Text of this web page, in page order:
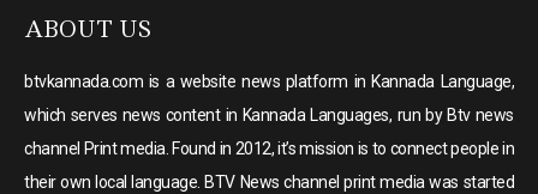
ABOUT US
btvkannada.com is a website news platform in Kannada Language,
which serves news content in Kannada Languages, run by Btv news
channel Print media. Found in 2012, it’s mission is to connect people in
their own local language. BTV News channel print media was started